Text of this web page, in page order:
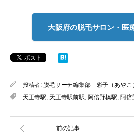
大阪府の脱毛サロン・医
投稿者: 脱毛サーチ編集部 彩子（あやこ）
天王寺駅, 天王寺駅前駅, 阿倍野橋駅, 阿倍